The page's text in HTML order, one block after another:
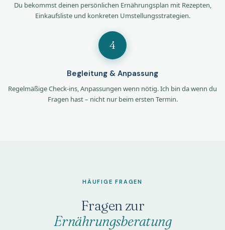
Du bekommst deinen persönlichen Ernährungsplan mit Rezepten,
Einkaufsliste und konkreten Umstellungsstrategien.
4
Begleitung & Anpassung
Regelmäßige Check-ins, Anpassungen wenn nötig. Ich bin da wenn du
Fragen hast – nicht nur beim ersten Termin.
HÄUFIGE FRAGEN
Fragen zur
Ernährungsberatung